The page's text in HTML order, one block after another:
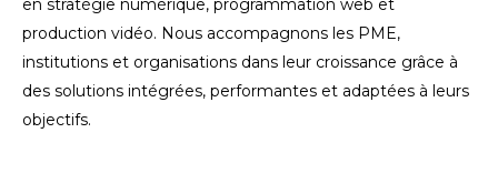
en stratégie numérique, programmation web et
production vidéo. Nous accompagnons les PME,
institutions et organisations dans leur croissance grâce à
des solutions intégrées, performantes et adaptées à leurs
objectifs.